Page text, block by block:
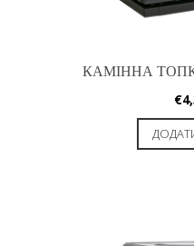
КАМІННА
€